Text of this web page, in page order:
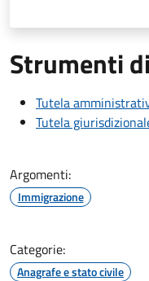
Strumenti
Tutela
Tutela
Argomenti:
Immigrazione
Categorie:
Anagrafe e stato civile